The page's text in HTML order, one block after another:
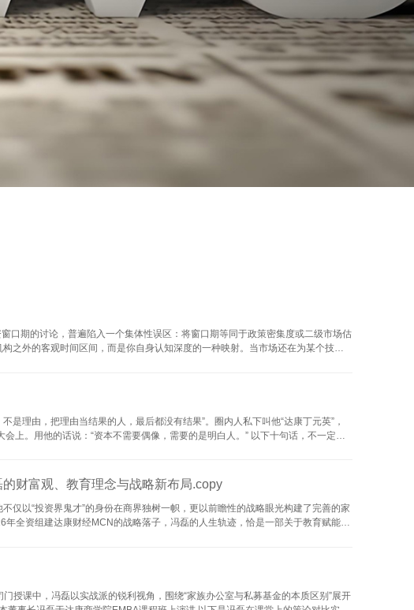
口期的讨论，普遍陷入一个集体性误区：将窗口期等同于政策密集度或二级市场估
之外的客观时间区间，而是你自身认知深度的一种映射。当市场还在为某个技术
性的“原创性技术...
理由，把理由当结果的人，最后都没有结果”。圈内人私下叫他“达康丁元英”，
。用他的话说：“资本不需要偶像，需要的是明白人。” 以下十句话，不一定是
财富观、教育理念与战略新布局.copy
仅以“投资界鬼才”的身份在商界独树一帜，更以前瞻性的战略眼光构建了完善的家
全资组建达康财经MCN的战略落子，冯磊的人生轨迹，恰是一部关于教育赋能、
十七岁那年，当同龄人还在题海中茫然四...
授课中，冯磊以实战派的锐利视角，围绕“家族办公室与私募基金的本质区别”展开